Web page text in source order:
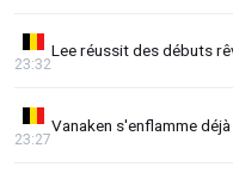
Lee réussit des débuts
23:32
Vanaken s'enflamme
23:27